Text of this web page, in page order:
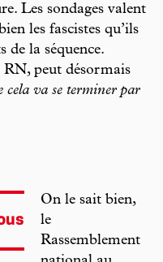
Les sondages valent
les fascistes qu’ils
de la séquence.
RN, peut désormais
cela va se terminer par
On le sait bien,
le
Rassemblement